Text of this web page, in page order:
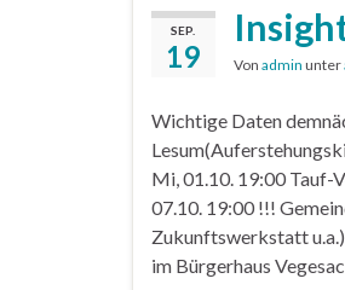
SEP.
19 Von admin unter
Wichtige Daten
Mi, 01.10. 19:00 Tauf-
07.10. 19:00 !!!
Zukunftswerkstatt
im Bürgerhaus